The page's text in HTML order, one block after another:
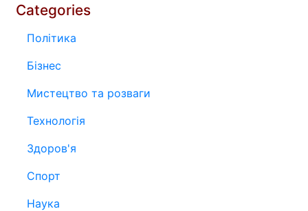
Categories
Політика
Бізнес
Мистецтво та розваги
Технологія
Здоров'я
Спорт
Наука